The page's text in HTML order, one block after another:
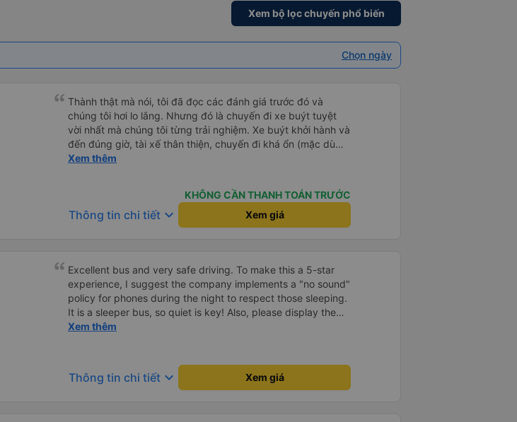
Xem bộ lọc chuyến phổ biến
Chọn ngày
Thành thật mà nói, tôi đã đọc các đánh giá trước đó và
chúng tôi hơi lo lắng. Nhưng đó là chuyến đi xe buýt tuyệt
vời nhất mà chúng tôi từng trải nghiệm. Xe buýt khởi hành và
đến đúng giờ, tài xế thân thiện, chuyến đi khá ổn (mặc dù
vẫn hơi xóc, nhưng đó là đặc trưng của Việt Nam ^^), và chỗ
Xem thêm
KHÔNG CẦN THANH TOÁN TRƯỚC
Thông tin chi tiết keyboard_arrow_down Xem giá
Excellent bus and very safe driving. To make this a 5-star
experience, I suggest the company implements a "no sound"
policy for phones during the night to respect those sleeping.
It is a sleeper bus, so quiet is key! Also, please display the
Wi-Fi password clearly inside the cabin for convenience. I
hơn, tôi góp ý nhà xe nên có quy định rõ ràng về việc giữ im
lặng (tắt âm thanh điện thoại) vào ban đêm để tránh làm
Xem thêm
Thông tin chi tiết keyboard_arrow_down Xem giá